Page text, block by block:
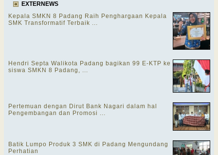
EXTERNEWS
Kepala SMKN 8 Padang Raih Penghargaan Kepala
SMK Transformatif Terbaik ...
Hendri Septa Walikota Padang bagikan 99 E-KTP ke
siswa SMKN 8 Padang, ...
Pertemuan dengan Dirut Bank Nagari dalam hal
Pengembangan dan Promosi ...
Batik Lumpo Produk 3 SMK di Padang Mengundang
Perhatian